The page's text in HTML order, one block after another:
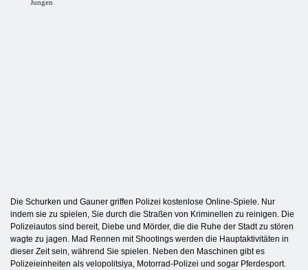
Jungen
Die Schurken und Gauner griffen Polizei kostenlose Online-Spiele. Nur
indem sie zu spielen, Sie durch die Straßen von Kriminellen zu reinigen. Die
Polizeiautos sind bereit, Diebe und Mörder, die die Ruhe der Stadt zu stören
wagte zu jagen. Mad Rennen mit Shootings werden die Hauptaktivitäten in
dieser Zeit sein, während Sie spielen. Neben den Maschinen gibt es
Polizeieinheiten als velopolitsiya, Motorrad-Polizei und sogar Pferdesport.